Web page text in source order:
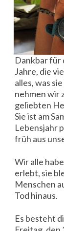
Dankbar für
Jahre, die
alles, was
nehmen wir
geliebten
Sie ist am
Lebensjahr
früh aus
Wir alle
erlebt, sie
Menschen
Tod hinaus.
Es besteht